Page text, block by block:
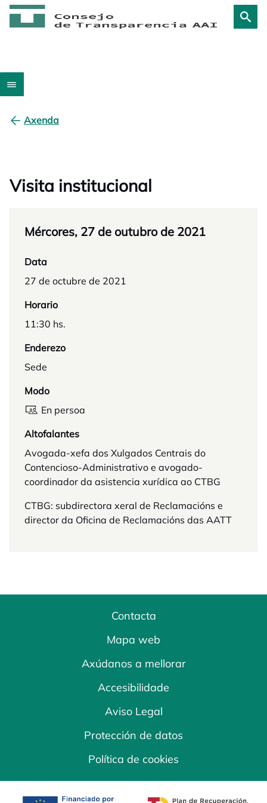
Axenda
Visita institucional
Mércores, 27 de outubro de 2021
Data
27 de octubre de 2021
Horario
11:30 hs.
Enderezo
Sede
Modo
En persoa
Altofalantes
Avogada-xefa dos Xulgados Centrais do
Contencioso-Administrativo e avogado-
coordinador da asistencia xurídica ao CTBG
CTBG: subdirectora xeral de Reclamacións e
director da Oficina de Reclamacións das AATT
Contacta
Mapa web
Axúdanos a mellorar
Accesibilidade
Aviso Legal
Protección de datos
Política de cookies